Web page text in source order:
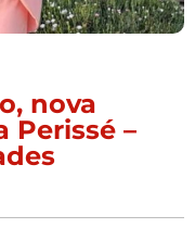
nova
Perissé –